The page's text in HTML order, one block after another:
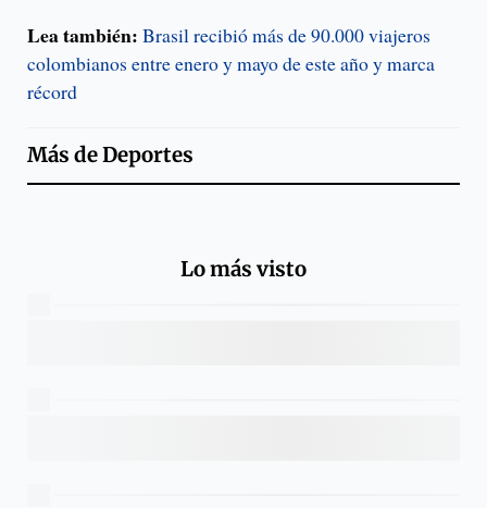
Lea también: Brasil recibió más de 90.000 viajeros
colombianos entre enero y mayo de este año y marca
récord
Más deDeportes
Lo más visto